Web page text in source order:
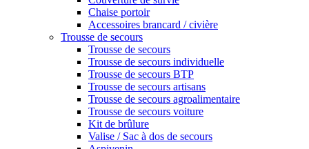
Chaise portoir
Accessoires brancard / civière
Trousse de secours
Trousse de secours
Trousse de secours individuelle
Trousse de secours BTP
Trousse de secours artisans
Trousse de secours agroalimentaire
Trousse de secours voiture
Kit de brûlure
Valise / Sac à dos de secours